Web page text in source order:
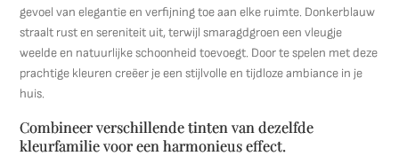
gevoel van elegantie en verfijning toe aan elke ruimte. Donkerblauw
straalt rust en sereniteit uit, terwijl smaragdgroen een vleugje
weelde en natuurlijke schoonheid toevoegt. Door te spelen met deze
prachtige kleuren creëer je een stijlvolle en tijdloze ambiance in je
huis.
Combineer verschillende tinten van dezelfde
kleurfamilie voor een harmonieus effect.